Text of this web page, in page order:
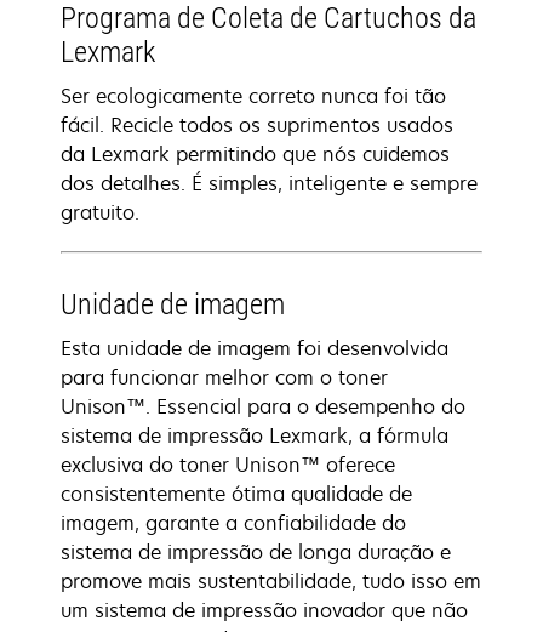
Programa de Coleta de Cartuchos da
Lexmark
Ser ecologicamente correto nunca foi tão
fácil. Recicle todos os suprimentos usados
da Lexmark permitindo que nós cuidemos
dos detalhes. É simples, inteligente e sempre
gratuito.
Unidade de imagem
Esta unidade de imagem foi desenvolvida
para funcionar melhor com o toner
Unison™. Essencial para o desempenho do
sistema de impressão Lexmark, a fórmula
exclusiva do toner Unison™ oferece
consistentemente ótima qualidade de
imagem, garante a confiabilidade do
sistema de impressão de longa duração e
promove mais sustentabilidade, tudo isso em
um sistema de impressão inovador que não